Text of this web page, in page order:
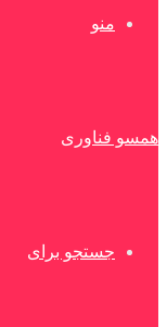
منو
همسو فناوری
جستجو برای